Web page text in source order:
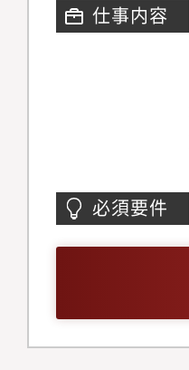
仕事内容
必須要件